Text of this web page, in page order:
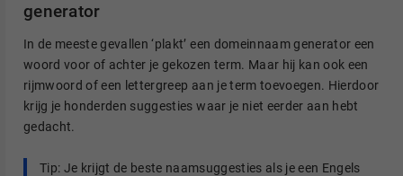
generator
In de meeste gevallen ‘plakt’ een domeinnaam generator een
woord voor of achter je gekozen term. Maar hij kan ook een
rijmwoord of een lettergreep aan je term toevoegen. Hierdoor
krijg je honderden suggesties waar je niet eerder aan hebt
gedacht.
Tip: Je krijgt de beste naamsuggesties als je een Engels